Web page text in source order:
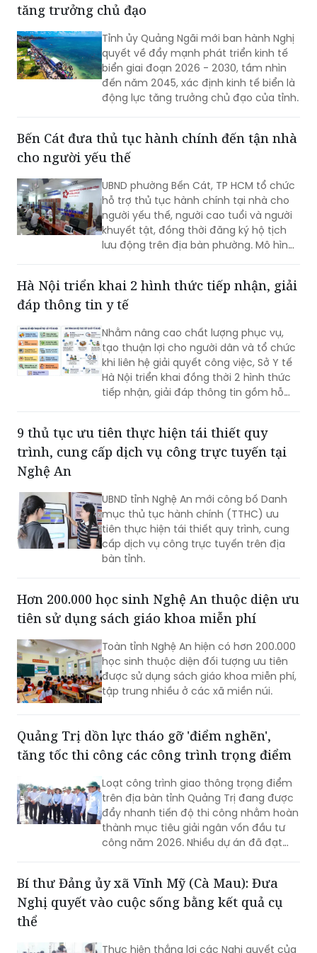
tăng trưởng chủ đạo
Tỉnh ủy Quảng Ngãi mới ban hành Nghị
quyết về đẩy mạnh phát triển kinh tế
biển giai đoạn 2026 - 2030, tầm nhìn
đến năm 2045, xác định kinh tế biển là
động lực tăng trưởng chủ đạo của tỉnh.
Bến Cát đưa thủ tục hành chính đến tận nhà
cho người yếu thế
UBND phường Bến Cát, TP HCM tổ chức
hỗ trợ thủ tục hành chính tại nhà cho
người yếu thế, người cao tuổi và người
khuyết tật, đồng thời đăng ký hộ tịch
lưu động trên địa bàn phường. Mô hình
Hà Nội triển khai 2 hình thức tiếp nhận, giải
đáp thông tin y tế
Nhằm nâng cao chất lượng phục vụ,
tạo thuận lợi cho người dân và tổ chức
khi liên hệ giải quyết công việc, Sở Y tế
Hà Nội triển khai đồng thời 2 hình thức
tiếp nhận, giải đáp thông tin gồm hỗ
9 thủ tục ưu tiên thực hiện tái thiết quy
trình, cung cấp dịch vụ công trực tuyến tại
Nghệ An
UBND tỉnh Nghệ An mới công bố Danh
mục thủ tục hành chính (TTHC) ưu
tiên thực hiện tái thiết quy trình, cung
cấp dịch vụ công trực tuyến trên địa
bàn tỉnh.
Hơn 200.000 học sinh Nghệ An thuộc diện ưu
tiên sử dụng sách giáo khoa miễn phí
Toàn tỉnh Nghệ An hiện có hơn 200.000
học sinh thuộc diện đối tượng ưu tiên
được sử dụng sách giáo khoa miễn phí,
tập trung nhiều ở các xã miền núi.
Quảng Trị dồn lực tháo gỡ 'điểm nghẽn',
tăng tốc thi công các công trình trọng điểm
Loạt công trình giao thông trọng điểm
trên địa bàn tỉnh Quảng Trị đang được
đẩy nhanh tiến độ thi công nhằm hoàn
thành mục tiêu giải ngân vốn đầu tư
công năm 2026. Nhiều dự án đã đạt
giải phóng mặt bằng vẫn là "nút thắt"
cần sớm tháo gỡ để bảo đảm tiến độ
Bí thư Đảng ủy xã Vĩnh Mỹ (Cà Mau): Đưa
Nghị quyết vào cuộc sống bằng kết quả cụ
thể
Thực hiện thắng lợi các Nghị quyết của